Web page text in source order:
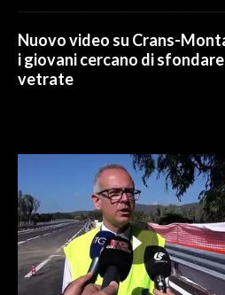
Nuovo video su Crans-
i giovani cercano di
vetrate